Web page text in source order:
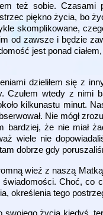
też sobie.
piękno życia, bo
skomplikowane,
od zawsze i będzie
jest ponad
dzieliłem się z
Czułem wtedy z nimi
kilkunastu minut.
Nie mógł
bardziej, że nie miał
wiele nie
dobrze gdy
wieź z naszą
Choć,
określenia tego